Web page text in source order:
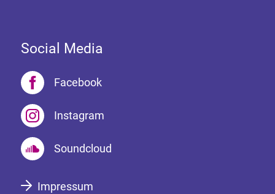
Social Media
Facebook
Instagram
Soundcloud
Impressum